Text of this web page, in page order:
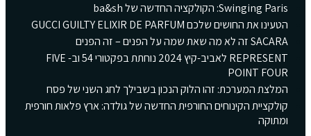
Swinging Paris: הקולקציה החדשה של ba&sh
הטעינו את החושים שלכם GUCCI GUILTY ELIXIR DE PARFUM
SACARA זה לא מה שאת שמה על הפנים – זה הפנים
REPRESENT לאביב-קיץ 2024 נוחתת בפקטורי 54 וב- FIVE
POINT FOUR
המלצת המערכת: זהו הלוק הנכון בשבילך לחג השני של פסח
קולקציית הקינוחים החורפית החדשה של גולדה: ארץ פלאות חורפית
ומתוקה